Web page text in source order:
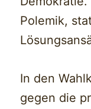
Polemik,
In den
gegen die